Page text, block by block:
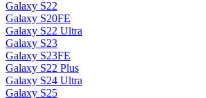
Galaxy S22
Galaxy S20FE
Galaxy S22 Ultra
Galaxy S23
Galaxy S23FE
Galaxy S22 Plus
Galaxy S24 Ultra
Galaxy S25